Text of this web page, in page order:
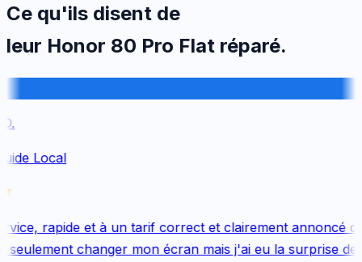
Ce qu'ils disent de
leur Honor 80 Pro Flat réparé.
Local
rapide et à un tarif correct et clairement annoncé
changer mon écran mais j'ai eu la surprise de